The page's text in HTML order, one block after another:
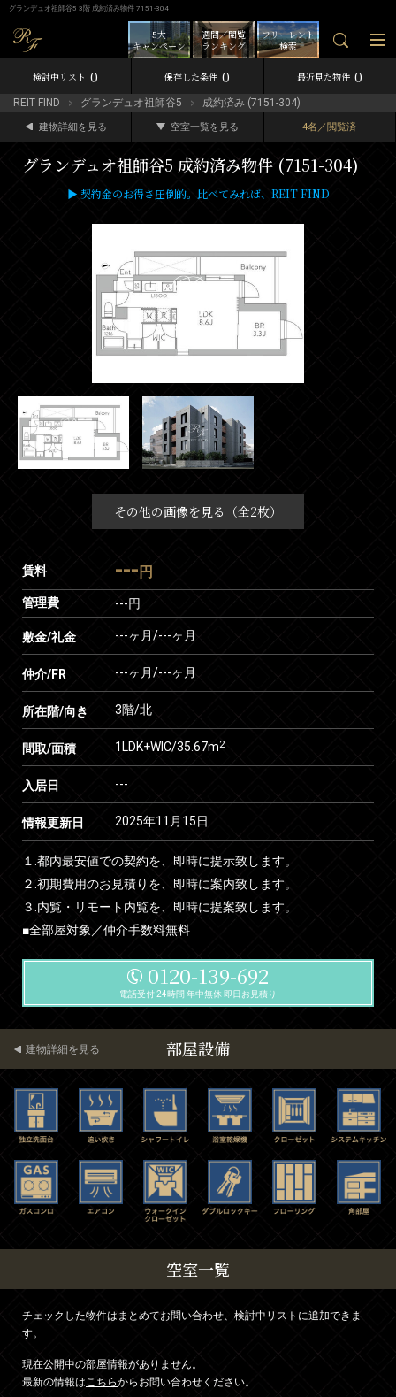
グランデュオ祖師谷5 3階 成約済み物件 7151-304
フリーレント
検索
週間／閲覧
ランキング
5大
キャンペーン
検討中リスト 0 保存した条件 0 最近見た物件 0
REIT FIND グランデュオ祖師谷5 成約済み (7151-304)
建物詳細を見る 空室一覧を見る 4名／閲覧済
グランデュオ祖師谷5 成約済み物件 (7151-304)
▶ 契約金のお得さ圧倒的。比べてみれば、REIT FIND
その他の画像を見る（全2枚）
賃料 --- 円
管理費 ---円
敷金/礼金 ---ヶ月/---ヶ月
仲介/FR ---ヶ月/---ヶ月
所在階/向き 3階/北
間取/面積 1LDK+WIC/35.67m2
入居日 ---
情報更新日 2025年11月15日
１.都内最安値での契約を、即時に提示致します。
２.初期費用のお見積りを、即時に案内致します。
３.内覧・リモート内覧を、即時に提案致します。
■全部屋対象／仲介手数料無料
0120-139-692
電話受付 24時間 年中無休 即日お見積り
部屋設備
建物詳細を見る
空室一覧
チェックした物件はまとめてお問い合わせ、検討中リストに追加できま
す。
現在公開中の部屋情報がありません。
最新の情報はこちらからお問い合わせください。